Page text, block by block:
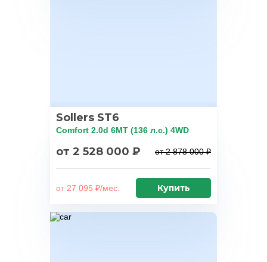
Sollers ST6
Comfort 2.0d 6MT (136 л.с.) 4WD
от 2 528 000 ₽ от 2 878 000 ₽
от 27 095 ₽/мес. Купить